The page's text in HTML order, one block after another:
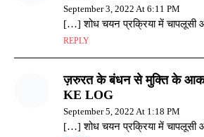
September 3, 2022 At 6:11 PM
[…] शोध चयन प्रक्रिया में
REPLY
ज़रुरत के बंधन से मुक्ति के
KE LOG
September 5, 2022 At 1:18 PM
[…] शोध चयन प्रक्रिया में